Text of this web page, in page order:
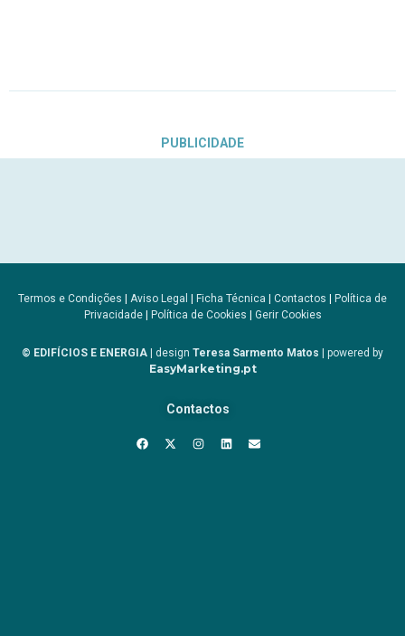
PUBLICIDADE
Termos e Condições | Aviso Legal | Ficha Técnica | Contactos | Política de
Privacidade| Política de Cookies | Gerir Cookies
© EDIFÍCIOS E ENERGIA | design Teresa Sarmento Matos | powered by
EasyMarketing.pt
Contactos